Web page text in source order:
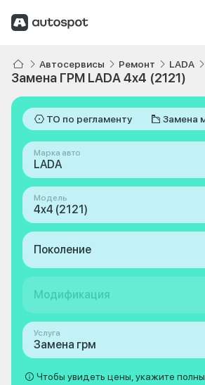
Автосервисы Ремонт LADA
Замена ГРМ LADA 4x4 (2121)
ТО по регламенту Замена
Марка авто
LADA
Модель
4x4 (2121)
Поколение
Модификация
Услуга
Замена грм
Чтобы увидеть цены, укажите